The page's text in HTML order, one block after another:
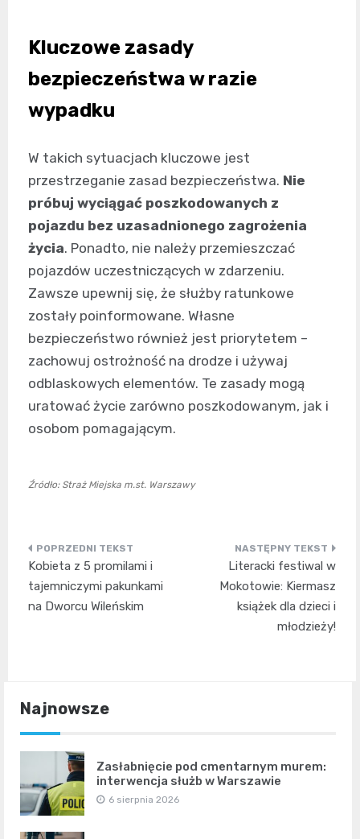
Kluczowe zasady
bezpieczeństwa w razie
wypadku
W takich sytuacjach kluczowe jest
przestrzeganie zasad bezpieczeństwa. Nie
próbuj wyciągać poszkodowanych z
pojazdu bez uzasadnionego zagrożenia
życia. Ponadto, nie należy przemieszczać
pojazdów uczestniczących w zdarzeniu.
Zawsze upewnij się, że służby ratunkowe
zostały poinformowane. Własne
bezpieczeństwo również jest priorytetem –
zachowuj ostrożność na drodze i używaj
odblaskowych elementów. Te zasady mogą
uratować życie zarówno poszkodowanym, jak i
osobom pomagającym.
Źródło: Straż Miejska m.st. Warszawy
Nawigacja
wpisu
Kobieta z 5 promilami i
tajemniczymi pakunkami
na Dworcu Wileńskim
Literacki festiwal w
Mokotowie: Kiermasz
książek dla dzieci i
młodzieży!
Najnowsze
Zasłabnięcie pod cmentarnym murem:
interwencja służb w Warszawie
6 sierpnia 2026